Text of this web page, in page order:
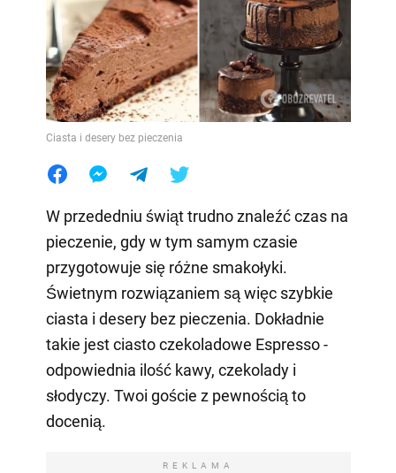
Ciasta i desery bez pieczenia
W przededniu świąt trudno znaleźć czas na
pieczenie, gdy w tym samym czasie
przygotowuje się różne smakołyki.
Świetnym rozwiązaniem są więc szybkie
ciasta i desery bez pieczenia. Dokładnie
takie jest ciasto czekoladowe Espresso -
odpowiednia ilość kawy, czekolady i
słodyczy. Twoi goście z pewnością to
docenią.
REKLAMA